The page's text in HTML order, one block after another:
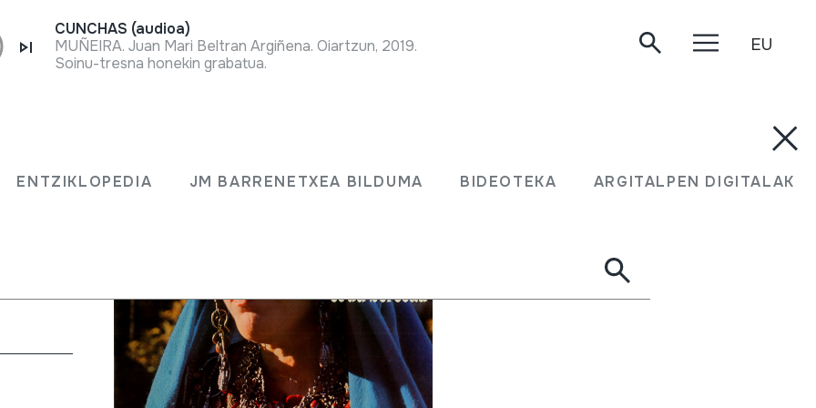
ENTZIKLOPEDIA JM BARRENETXEA BILDUMA BIDEOTEKA ARGITALPEN DIGITALAK
CUNCHAS (audioa)
MUÑEIRA. Juan Mari Beltran Argiñena. Oiartzun, 2019.
Soinu-tresna honekin grabatua.
EU
et